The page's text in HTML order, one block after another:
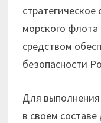
морского
средством
безопасности
Для
в своем